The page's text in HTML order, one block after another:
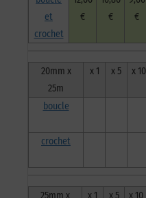
et
crochet
€
€
€
20mm x
25m
x 1 x 5 x 10
boucle
crochet